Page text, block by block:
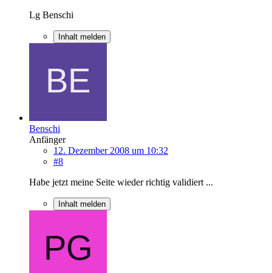
Lg Benschi
Inhalt melden
Benschi
Anfänger
12. Dezember 2008 um 10:32
#8
Habe jetzt meine Seite wieder richtig validiert ...
Inhalt melden